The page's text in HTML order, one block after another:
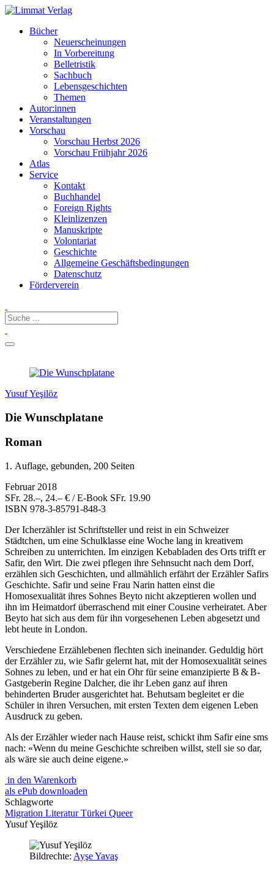
Bücher
Neuerscheinungen
In Vorbereitung
Belletristik
Sachbuch
Lebensgeschichten
Themen
Autor:innen
Veranstaltungen
Vorschau
Vorschau Herbst 2026
Vorschau Frühjahr 2026
Atlas
Service
Kontakt
Buchhandel
Foreign Rights
Kleinlizenzen
Manuskripte
Volontariat
Geschichte
Allgemeine Geschäftsbedingungen
Datenschutz
Förderverein
Yusuf Yeşilöz
Die Wunschplatane
Roman
1. Auflage, gebunden, 200 Seiten
Februar 2018
SFr. 28.–, 24.– € / E-Book SFr. 19.90
ISBN 978-3-85791-848-3
Der Icherzähler ist Schriftsteller und reist in ein Schweizer
Städtchen, um eine Schulklasse eine Woche lang in kreativem
Schreiben zu unterrichten. Im einzigen Kebabladen des Orts trifft er
Safir, den Wirt. Die zwei pflegen ihre Sehnsucht nach dem Dorf,
erzählen sich Geschichten, und allmählich erfährt der Erzähler Safirs
Geschichte. Safir und seine Frau Narin hatten einst die
Homosexualität ihres Sohnes Beyto nicht akzeptieren wollen und
ihn im Heimatdorf überraschend mit einer Cousine verheiratet. Aber
Beyto hat sich aus dem für ihn vorgesehenen Leben abgesetzt und
lebt heute in London.
Verschiedene Erzählebenen flechten sich ineinander. Geduldig hört
der Erzähler zu, wie Safir gelernt hat, mit der Homosexualität seines
Sohnes zu leben, und er hat ein Ohr für seine emanzipierte B & B-
Gastgeberin Regine Dalcher, die ihr Leben ganz auf ihren
behinderten Bruder ausgerichtet hat. Behutsam begleitet er die
Schüler in ihren Versuchen, mit ersten Texten dem eigenen Leben
Ausdruck zu geben.
Als der Erzähler wieder nach Hause reist, schickt ihm Safir eine sms
nach: «Wenn du meine Geschichte schreiben willst, stell sie so dar,
als wäre sie auch deine eigene.»
in den Warenkorb
als ePub downloaden
Schlagworte
Migration LiteraturTürkei Queer
Yusuf Yeşilöz
Bildrechte: Ayşe Yavaş